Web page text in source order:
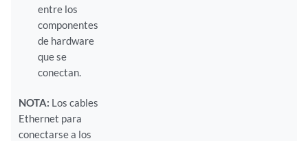
entre los
componentes
de hardware
que se
conectan.
NOTA: Los cables
Ethernet para
conectarse a los